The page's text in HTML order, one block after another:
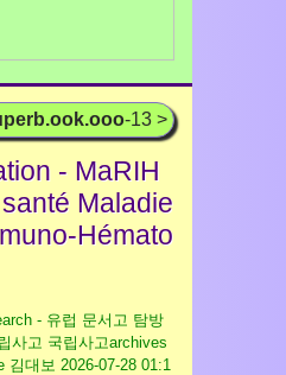
-13 >
- MaRIH
Maladie
Hémato
- 유럽 문서고 탐방
사고 국립사고archives
김대보 2026-07-28 01:1